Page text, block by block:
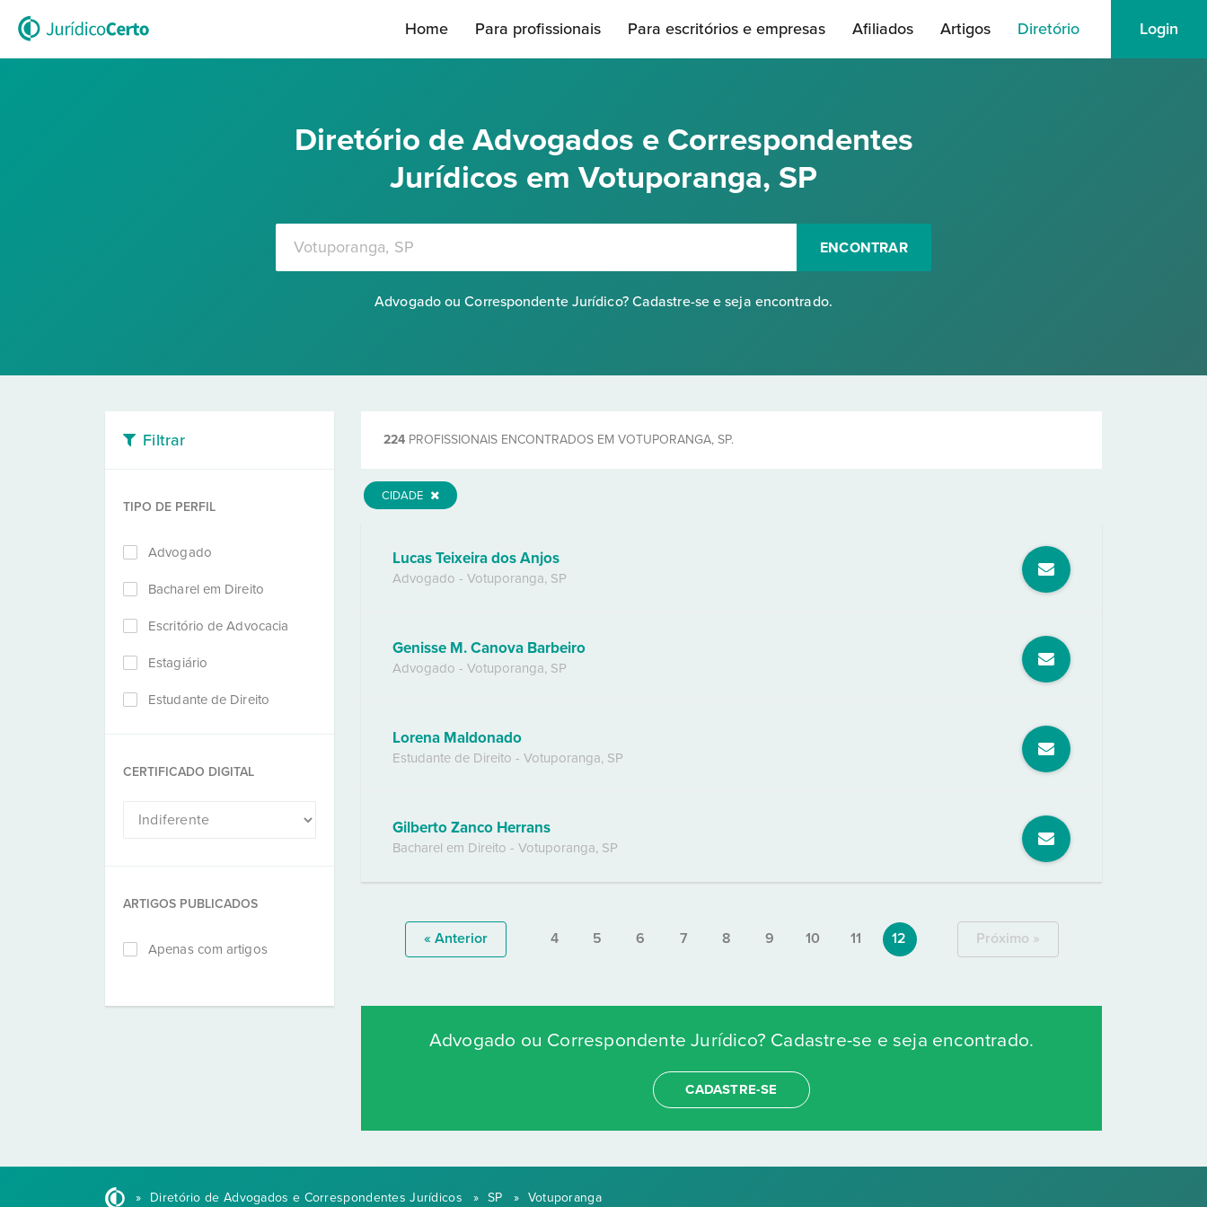
Home Para profissionais Para escritórios e empresas Afiliados Artigos Diretório Login
Diretório de Advogados e Correspondentes
Jurídicos em Votuporanga, SP
ENCONTRAR
Advogado ou Correspondente Jurídico? Cadastre-se e seja encontrado.
Filtrar
TIPO DE PERFIL
Advogado
Bacharel em Direito
Escritório de Advocacia
Estagiário
Estudante de Direito
CERTIFICADO DIGITAL
ARTIGOS PUBLICADOS
Apenas com artigos
224 PROFISSIONAIS ENCONTRADOS EM VOTUPORANGA, SP.
CIDADE
Lucas Teixeira dos Anjos
Advogado - Votuporanga, SP
Genisse M. Canova Barbeiro
Advogado - Votuporanga, SP
Lorena Maldonado
Estudante de Direito - Votuporanga, SP
Gilberto Zanco Herrans
Bacharel em Direito - Votuporanga, SP
« Anterior 4 5 6 7 8 9 10 11 12 Próximo »
Advogado ou Correspondente Jurídico? Cadastre-se e seja encontrado.
CADASTRE-SE
» Diretório de Advogados e Correspondentes Jurídicos » SP » Votuporanga